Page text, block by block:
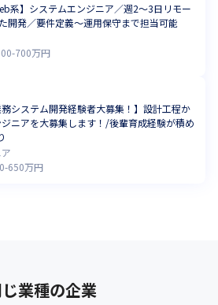
系】システムエンジニア／週2～3日リモー
開発／要件定義～運用保守まで担当可能
-700万円
システム開発経験者大募集！】設計工程か
ニアを大募集します！/後輩育成経験が積め
-650万円
業種の企業